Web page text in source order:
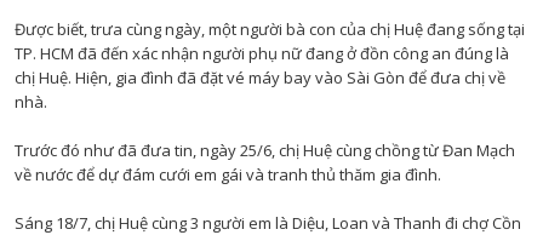
Được biết, trưa cùng ngày, một người bà con của chị Huệ đang sống tại
TP. HCM đã đến xác nhận người phụ nữ đang ở đồn công an đúng là
chị Huệ. Hiện, gia đình đã đặt vé máy bay vào Sài Gòn để đưa chị về
nhà.
Trước đó như đã đưa tin, ngày 25/6, chị Huệ cùng chồng từ Đan Mạch
về nước để dự đám cưới em gái và tranh thủ thăm gia đình.
Sáng 18/7, chị Huệ cùng 3 người em là Diệu, Loan và Thanh đi chợ Cồn